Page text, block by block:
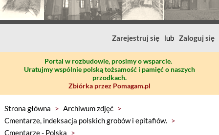
Zarejestruj się lub Zaloguj się
Portal w rozbudowie, prosimy o wsparcie.
Uratujmy wspólnie polską tożsamość i pamięć o naszych
przodkach.
Zbiórka przez Pomagam.pl
Strona główna > Archiwum zdjęć >
Cmentarze, indeksacja polskich grobów i epitafiów. >
Cmentarze - Polska >